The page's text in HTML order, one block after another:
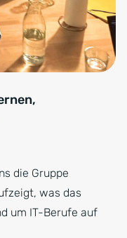
die Gruppe
was das
um IT-Berufe auf